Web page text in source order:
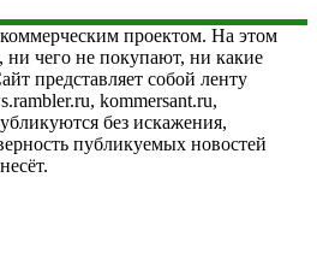
проектом. На этом
ни чего не покупают, ни какие
представляет собой ленту
kommersant.ru,
без искажения,
публикуемых новостей